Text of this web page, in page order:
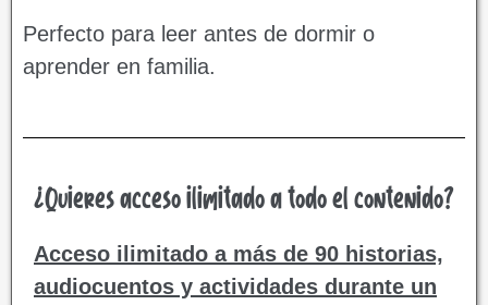
Perfecto para leer antes de dormir o
aprender en familia.
¿Quieres acceso ilimitado a todo el contenido?
Acceso ilimitado a más de 90 historias,
audiocuentos y actividades durante un